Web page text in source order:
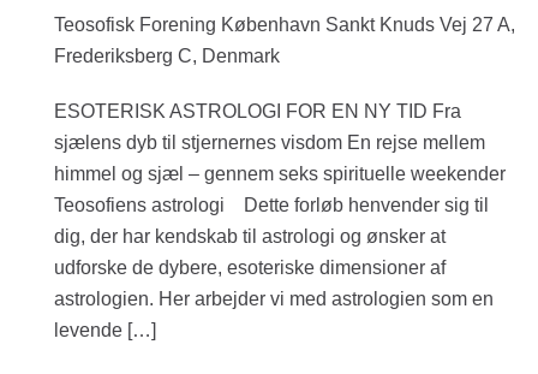
Teosofisk Forening København Sankt Knuds Vej 27 A,
Frederiksberg C, Denmark
ESOTERISK ASTROLOGI FOR EN NY TID Fra
sjælens dyb til stjernernes visdom En rejse mellem
himmel og sjæl – gennem seks spirituelle weekender
Teosofiens astrologi Dette forløb henvender sig til
dig, der har kendskab til astrologi og ønsker at
udforske de dybere, esoteriske dimensioner af
astrologien. Her arbejder vi med astrologien som en
levende […]